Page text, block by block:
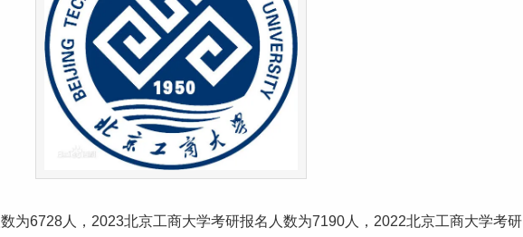
数为6728人，2023北京工商大学考研报名人数为7190人，2022北京工商大学考研